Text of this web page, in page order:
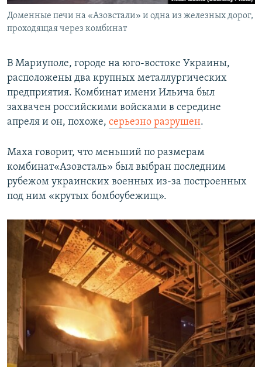
Доменные печи на «Азовстали» и одна из железных дорог,
проходящая через комбинат
В Мариуполе, городе на юго-востоке Украины,
расположены два крупных металлургических
предприятия. Комбинат имени Ильича был
захвачен российскими войсками в середине
апреля и он, похоже, серьезно разрушен.
Маха говорит, что меньший по размерам
комбинат«Азовсталь» был выбран последним
рубежом украинских военных из-за построенных
под ним «крутых бомбоубежищ».